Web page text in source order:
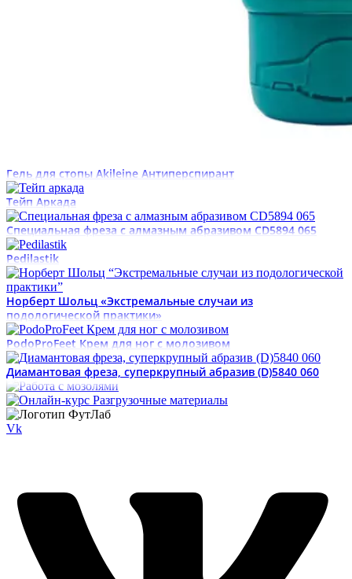
Гель для стопы Akileine Антиперспирант
Тейп Аркада
Специальная фреза с алмазным абразивом CD5894 065
Pedilastik
Норберт Шольц «Экстремальные случаи из
подологической практики»
PodoProFeet Крем для ног с молозивом
Диамантовая фреза, суперкрупный абразив (D)5840 060
Vk